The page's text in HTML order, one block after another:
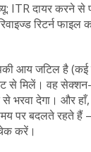
ITR दायर करने से
रिटर्न
आय जटिल है (कई
से मिलें। वह सेक्शन-
से भरवा देगा। और
पर बदलते रहते हैं
करें।